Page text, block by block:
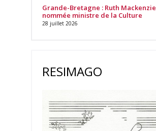
Grande-Bretagne : Ruth Mackenzie
nommée ministre de la Culture
28 juillet 2026
RESIMAGO